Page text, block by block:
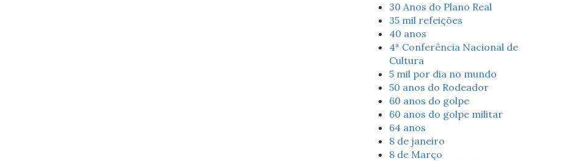
30 Anos do Plano Real
35 mil refeições
40 anos
4ª Conferência Nacional de
Cultura
5 mil por dia no mundo
50 anos do Rodeador
60 anos do golpe
60 anos do golpe militar
64 anos
8 de janeiro
8 de Março